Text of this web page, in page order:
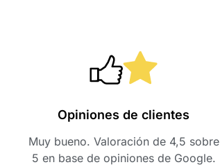
Opiniones de clientes
Muy bueno. Valoración de 4,5 sobre
5 en base de opiniones de Google.